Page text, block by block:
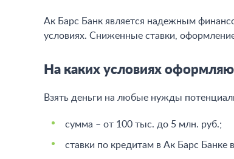
Ак Барс Банк является надежным
условиях. Сниженные ставки,
На каких условиях
Взять деньги на любые нужды
сумма – от 100 тыс. до 5 млн. руб.;
ставки по кредитам в Ак Барс Банке